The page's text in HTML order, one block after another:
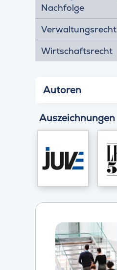
Nachfolge
Verwaltungsrecht
Wirtschaftsrecht
Autoren
Auszeichnungen